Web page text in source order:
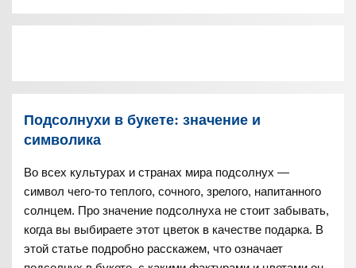
Подсолнухи в букете: значение и
символика
Во всех культурах и странах мира подсолнух —
символ чего-то теплого, сочного, зрелого, напитанного
солнцем. Про значение подсолнуха не стоит забывать,
когда вы выбираете этот цветок в качестве подарка. В
этой статье подробно расскажем, что означает